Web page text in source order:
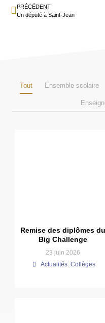
PRÉCÉDENT
Un député à Saint-Jean
Tout Ensemble scolaire
Remise des diplômes du
Big Challenge
23 juin 2026
Actualités, Collèges